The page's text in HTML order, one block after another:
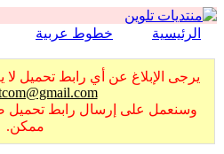
الرئيسية خطوط عربية
يرجى الإبلاغ عن أي رابط تحميل لا
وسنعمل على إرسال رابط
ممكن.